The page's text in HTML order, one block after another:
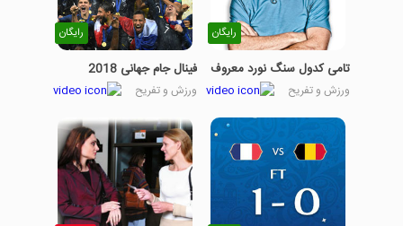
رایگان
تامی کدول سنگ نورد معروف
ورزش و تفریح
رایگان
فینال جام جهانی 2018
ورزش و تفریح